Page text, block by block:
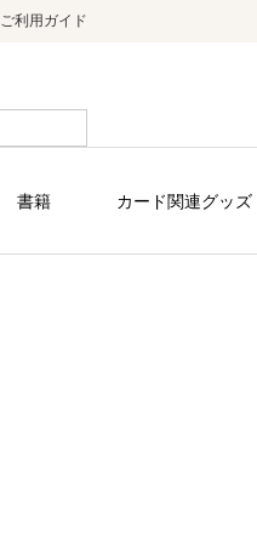
ご利用ガイド
書籍 カード関連グッズ